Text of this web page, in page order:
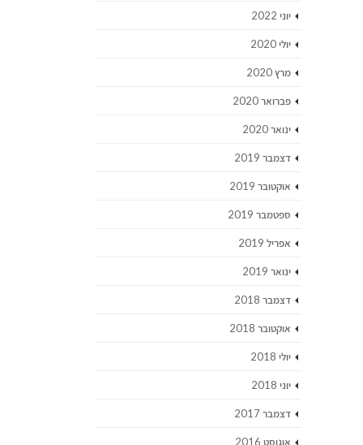
יוני 2022
יולי 2020
מרץ 2020
פברואר 2020
ינואר 2020
דצמבר 2019
אוקטובר 2019
ספטמבר 2019
אפריל 2019
ינואר 2019
דצמבר 2018
אוקטובר 2018
יולי 2018
יוני 2018
דצמבר 2017
אוגוסט 2016